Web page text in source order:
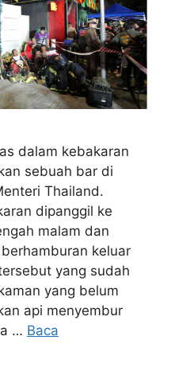
dalam kebakaran
sebuah bar di
Thailand.
dipanggil ke
malam dan
keluar
yang sudah
yang belum
api menyembur
… Baca